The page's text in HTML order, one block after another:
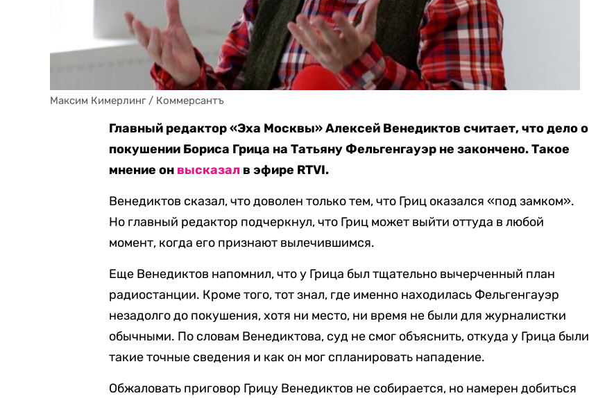
Максим Кимерлинг / Коммерсантъ
Главный редактор «Эха Москвы» Алексей Венедиктов считает, что дело о
покушении Бориса Грица на Татьяну Фельгенгауэр не закончено. Такое
мнение он высказал в эфире RTVI.
Венедиктов сказал, что доволен только тем, что Гриц оказался «под замком».
Но главный редактор подчеркнул, что Гриц может выйти оттуда в любой
момент, когда его признают вылечившимся.
Еще Венедиктов напомнил, что у Грица был тщательно вычерченный план
радиостанции. Кроме того, тот знал, где именно находилась Фельгенгауэр
незадолго до покушения, хотя ни место, ни время не были для журналистки
обычными. По словам Венедиктова, суд не смог объяснить, откуда у Грица были
такие точные сведения и как он мог спланировать нападение.
Обжаловать приговор Грицу Венедиктов не собирается, но намерен добиться